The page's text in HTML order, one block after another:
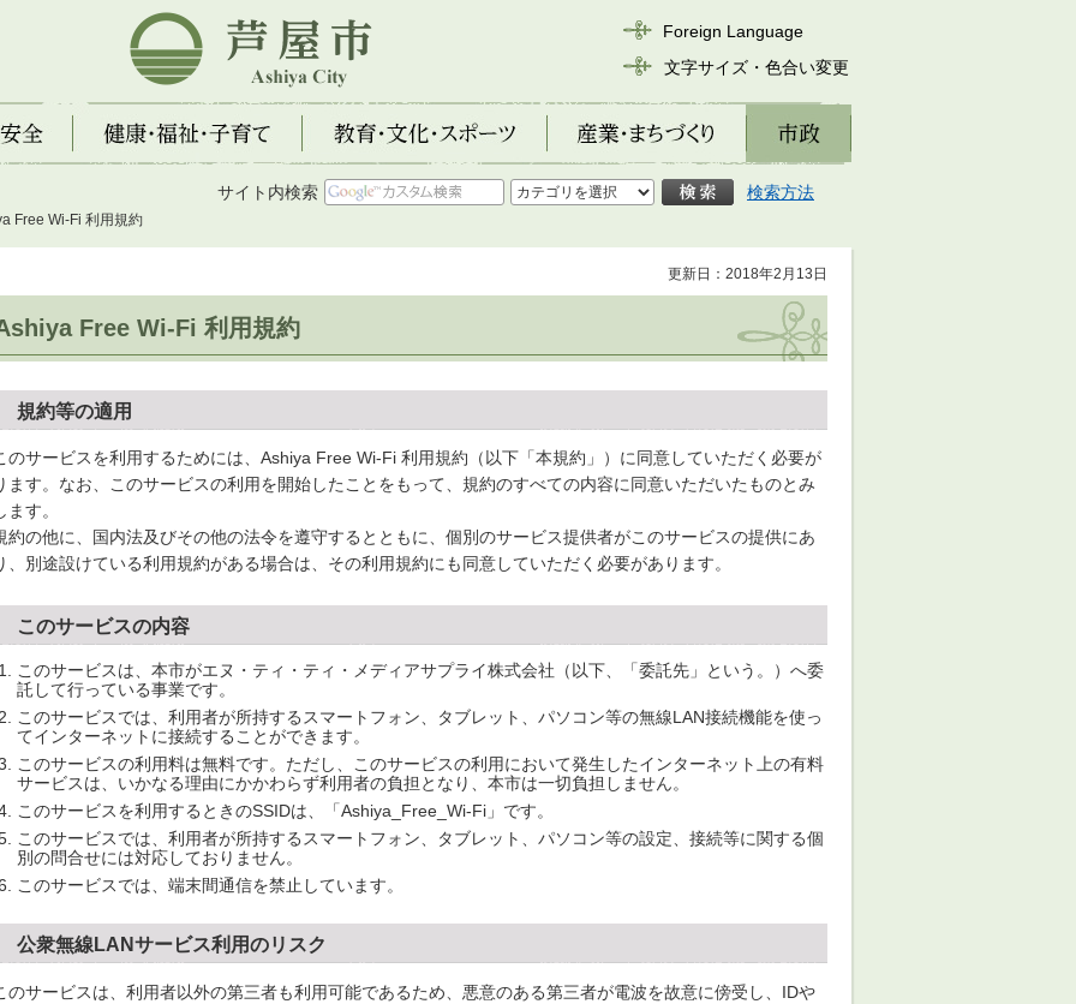
芦屋市
Foreign Language
文字サイズ・色合い変更
健康・福祉・子育て 教育・文化・スポーツ 産業・まちづくり 市政
サイト内検索 検索方法
Free Wi-Fi 利用規約
更新日：2018年2月13日
Free Wi-Fi 利用規約
規約等の適用
サービスを利用するためには、Ashiya Free Wi-Fi 利用規約（以下「本規約」）に同意していただく必要が
ます。なお、このサービスの利用を開始したことをもって、規約のすべての内容に同意いただいたものとみ
ます。
の他に、国内法及びその他の法令を遵守するとともに、個別のサービス提供者がこのサービスの提供にあ
、別途設けている利用規約がある場合は、その利用規約にも同意していただく必要があります。
このサービスの内容
このサービスは、本市がエヌ・ティ・ティ・メディアサプライ株式会社（以下、「委託先」という。）へ委
託して行っている事業です。
このサービスでは、利用者が所持するスマートフォン、タブレット、パソコン等の無線LAN接続機能を使っ
てインターネットに接続することができます。
このサービスの利用料は無料です。ただし、このサービスの利用において発生したインターネット上の有料
サービスは、いかなる理由にかかわらず利用者の負担となり、本市は一切負担しません。
このサービスを利用するときのSSIDは、「Ashiya_Free_Wi-Fi」です。
このサービスでは、利用者が所持するスマートフォン、タブレット、パソコン等の設定、接続等に関する個
別の問合せには対応しておりません。
このサービスでは、端末間通信を禁止しています。
公衆無線LANサービス利用のリスク
サービスは、利用者以外の第三者も利用可能であるため、悪意のある第三者が電波を故意に傍受し、IDや